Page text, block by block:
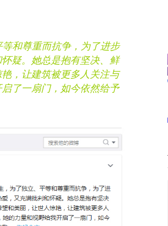
和尊重而抗争，为了进步
疑。她总是抱有坚决、鲜
，让建筑被更多人关注与
了一扇门，如今依然给予